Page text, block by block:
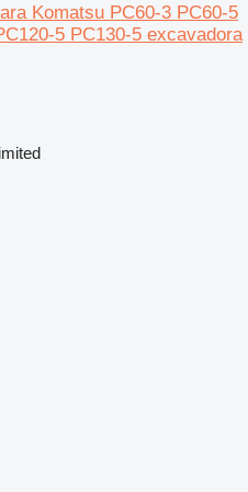
Komatsu PC60‑3 PC60‑5
PC130‑5 excavadora